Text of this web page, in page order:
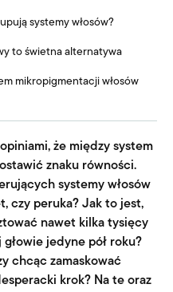
systemy włosów?
to świetna alternatywa
mikropigmentacji włosów
że między system
znaku równości.
systemy włosów
czy peruka? Jak to jest,
nawet kilka tysięcy
jedyne pół roku?
chcąc zamaskować
krok? Na te oraz